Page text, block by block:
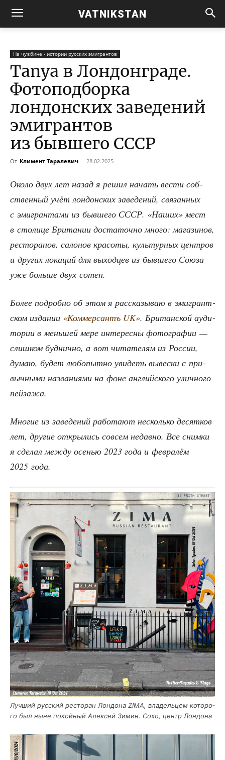
VATNIKSTAN
На чужбине - истории русских эмигрантов
Tanya в Лондонграде.
Фотоподборка
лондонских заведений
эмигрантов
из бывшего СССР
От Климент Таралевич - 28.02.2025
Око­ло двух лет назад я решил начать вести соб­
ствен­ный учёт лон­дон­ских заве­де­ний, свя­зан­ных
с эми­гран­та­ми из быв­ше­го СССР. «Наших» мест
в сто­ли­це Бри­та­нии доста­точ­но мно­го: мага­зи­нов,
ресто­ра­нов, сало­нов кра­со­ты, куль­тур­ных цен­тров
и дру­гих лока­ций для выход­цев из быв­ше­го Сою­за
уже боль­ше двух сотен.
Более подроб­но об этом я рас­ска­зы­ваю в эми­грант­
ском изда­нии «Ком­мер­сантъ UK». Бри­тан­ской ауди­
то­рии в мень­шей мере инте­рес­ны фото­гра­фии —
слиш­ком буд­нич­но, а вот чита­те­лям из Рос­сии,
думаю, будет любо­пыт­но уви­деть вывес­ки с при­
выч­ны­ми назва­ни­я­ми на фоне англий­ско­го улич­но­го
пейзажа.
Мно­гие из заве­де­ний рабо­та­ют несколь­ко десят­ков
лет, дру­гие откры­лись совсем недав­но. Все сним­ки
я сде­лал меж­ду осе­нью 2023 года и фев­ра­лём
2025 года.
Луч­ший рус­ский ресто­ран Лон­до­на ZIMA, вла­дель­цем кото­ро­
го был ныне покой­ный Алек­сей Зимин. Сохо, центр Лондона